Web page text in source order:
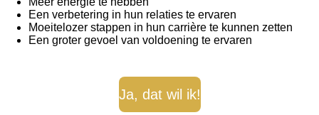
Een verbetering in hun relaties te ervaren
Moeitelozer stappen in hun carrière te kunnen zetten
Een groter gevoel van voldoening te ervaren
Ja, dat wil ik!